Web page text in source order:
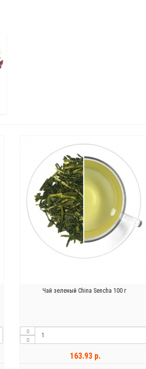
Чай зеленый China Sencha 100 г
163.93 р.